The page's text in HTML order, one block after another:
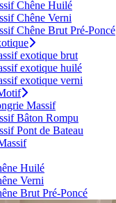
Chêne Huilé
Chêne Verni
Chêne Brut Pré-Poncé
exotique brut
exotique huilé
exotique verni
Massif
Bâton Rompu
Pont de Bateau
Huilé
Verni
Brut Pré-Poncé